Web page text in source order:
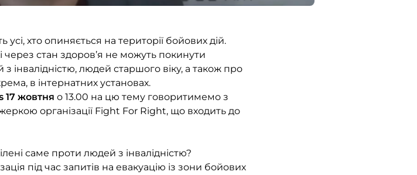
хто опиняється на території бойових дій.
через стан здоров’я не можуть покинути
інвалідністю, людей старшого віку, а також про
в інтернатних установах.
17 жовтня о 13.00 на цю тему говоритимемо з
організації Fight For Right, що входить до
саме проти людей з інвалідністю?
під час запитів на евакуацію із зони бойових